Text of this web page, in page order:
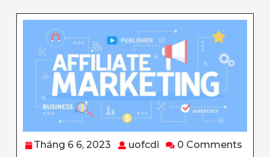
Tháng 6 6, 2023
Tháng
uofcdi uofcdi
0 Comments